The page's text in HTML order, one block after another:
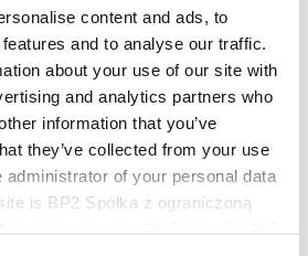
content and ads, to
and to analyse our traffic.
about your use of our site with
and analytics partners who
information that you’ve
they’ve collected from your use
of your personal data
is BP2 Spółka z ograniczoną